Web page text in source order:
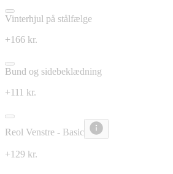
Vinterhjul på stålfælge
+166 kr.
Bund og sidebeklædning
+111 kr.
Reol Venstre - Basic
+129 kr.